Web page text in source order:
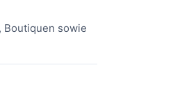
Boutiquen sowie